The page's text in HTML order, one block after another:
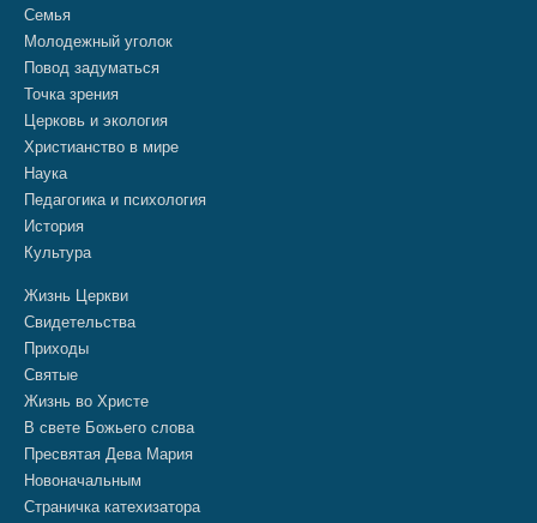
Семья
Молодежный уголок
Повод задуматься
Точка зрения
Церковь и экология
Христианство в мире
Наука
Педагогика и психология
История
Культура
Жизнь Церкви
Свидетельства
Приходы
Святые
Жизнь во Христе
В свете Божьего слова
Пресвятая Дева Мария
Новоначальным
Страничка катехизатора